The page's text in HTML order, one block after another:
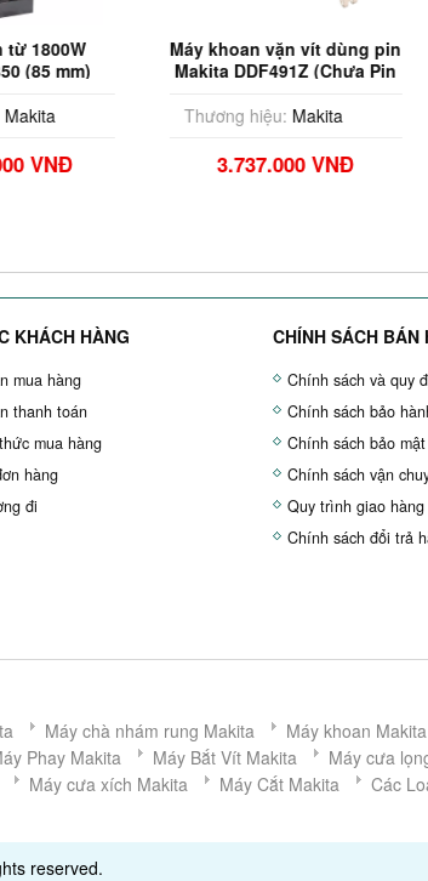
Máy khoan vặn vít dùng pin
Makita DDF491Z (Chưa Pin
Thương hiệu:Makita
3.737.000 VNĐ
Máy
KHÁCH HÀNG
mua hàng
thanh toán
mua hàng
hàng
đi
CHÍNH SÁCH BÁN
Chính sách và quy
Chính sách bảo
Chính sách bảo
Chính sách vận
Quy trình giao hàng
Chính sách đổi trả
Máy chà nhám rung Makita Máy khoan Makita
Phay Makita Máy Bắt Vít Makita
Máy cưa
Máy cưa xích Makita Máy Cắt Makita
Các
reserved.